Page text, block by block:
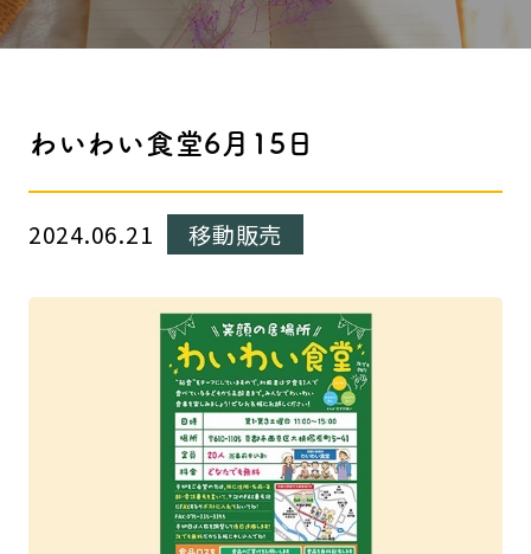
わいわい食堂6月15日
2024.06.21 移動販売